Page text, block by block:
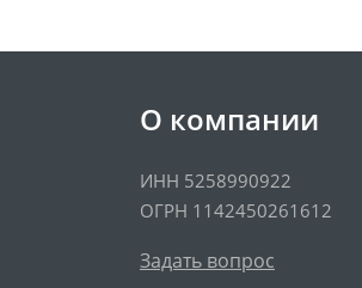
О компании
ИНН 5258990922
ОГРН 1142450261612
Задать вопрос